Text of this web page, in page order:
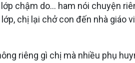
chậm do... ham nói chuyện
chị lại chở con đến nhà giáo
riêng gì chị mà nhiều phụ